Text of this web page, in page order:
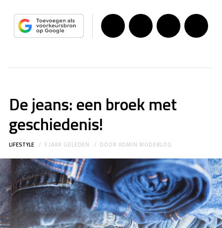
De jeans: een broek met
geschiedenis!
LIFESTYLE 3 JAAR GELEDEN DOORADMIN MODEBLOG